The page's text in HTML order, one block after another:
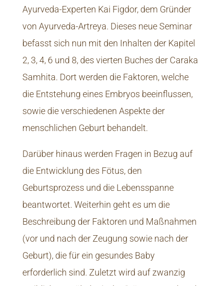
Ayurveda-Experten Kai Figdor, dem Gründer
von Ayurveda-Artreya. Dieses neue Seminar
befasst sich nun mit den Inhalten der Kapitel
2, 3, 4, 6 und 8, des vierten Buches der Caraka
Samhita. Dort werden die Faktoren, welche
die Entstehung eines Embryos beeinflussen,
sowie die verschiedenen Aspekte der
menschlichen Geburt behandelt.
Darüber hinaus werden Fragen in Bezug auf
die Entwicklung des Fötus, den
Geburtsprozess und die Lebensspanne
beantwortet. Weiterhin geht es um die
Beschreibung der Faktoren und Maßnahmen
(vor und nach der Zeugung sowie nach der
Geburt), die für ein gesundes Baby
erforderlich sind. Zuletzt wird auf zwanzig